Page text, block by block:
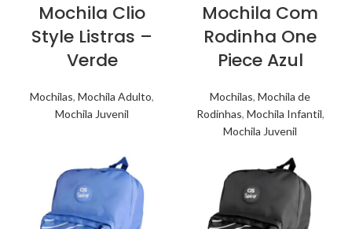
Mochila Clio
Style Listras –
Verde
Mochilas, Mochila Adulto,
Mochila Juvenil
Mochila Com
Rodinha One
Piece Azul
Mochilas, Mochila de
Rodinhas, Mochila Infantil,
Mochila Juvenil